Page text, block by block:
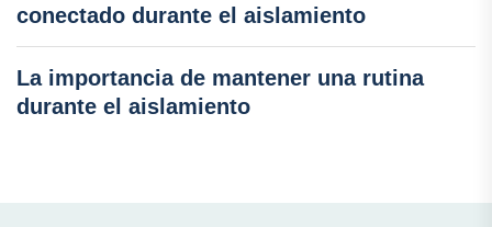
conectado durante el aislamiento
La importancia de mantener una rutina
durante el aislamiento